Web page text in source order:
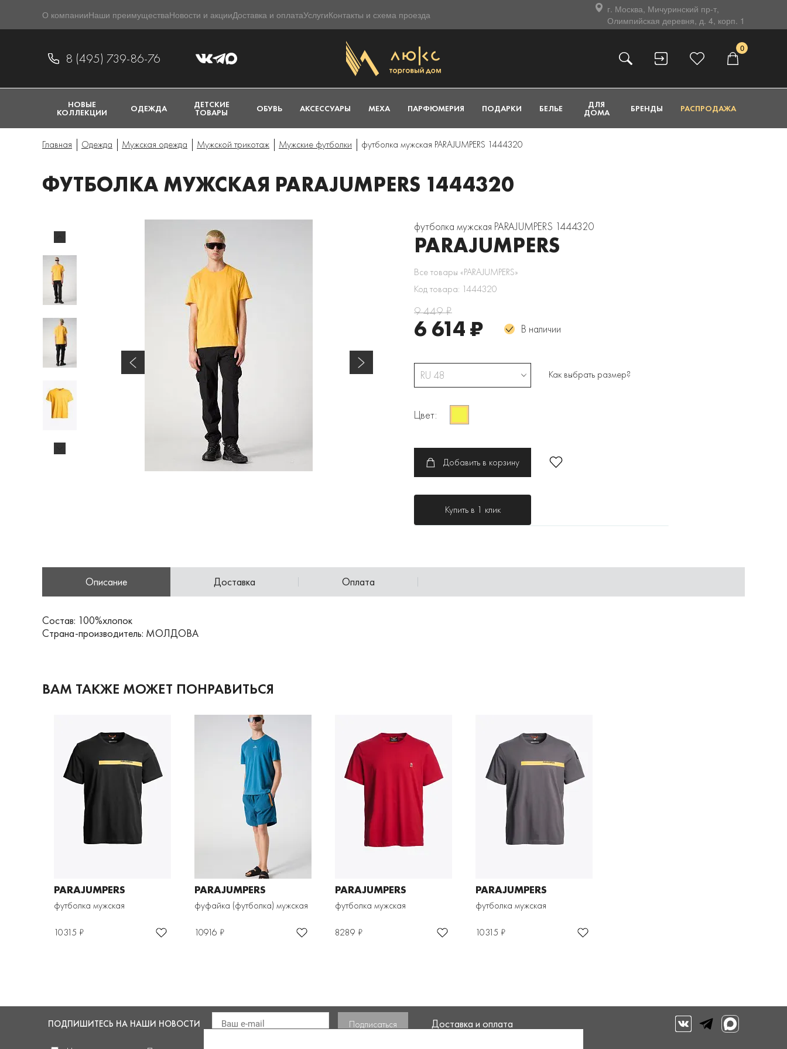
О компанииНаши преимуществаНовости и акцииДоставка и оплатаУслугиКонтакты и схема проезда
г. Москва, Мичуринский пр-т,
Олимпийская деревня, д. 4, корп. 1
8 (495) 739-86-76
0
НОВЫЕ
КОЛЛЕКЦИИ ОДЕЖДА ДЕТСКИЕ
ТОВАРЫ ОБУВЬ АКСЕССУАРЫ МЕХА ПАРФЮМЕРИЯ ПОДАРКИ БЕЛЬЕ ДЛЯ
ДОМА БРЕНДЫ РАСПРОДАЖА
Главная Одежда Мужская одежда Мужской трикотаж Мужские футболки футболка мужская PARAJUMPERS 1444320
ФУТБОЛКА МУЖСКАЯ PARAJUMPERS 1444320
футболка мужская PARAJUMPERS 1444320
PARAJUMPERS
Все товары «PARAJUMPERS»
Код товара: 1444320
9 449 ₽
6 614 ₽ В наличии
RU 48 Как выбрать размер?
Цвет:
Добавить в корзину
Купить в 1 клик
Описание Доставка Оплата
Состав: 100%хлопок
Страна-производитель: МОЛДОВА
ВАМ ТАКЖЕ МОЖЕТ ПОНРАВИТЬСЯ
PARAJUMPERS
футболка мужская
10315 ₽
PARAJUMPERS
фуфайка (футболка) мужская
10916 ₽
PARAJUMPERS
футболка мужская
8289 ₽
PARAJUMPERS
футболка мужская
10315 ₽
ПОДПИШИТЕСЬ НА НАШИ НОВОСТИ Доставка и оплата